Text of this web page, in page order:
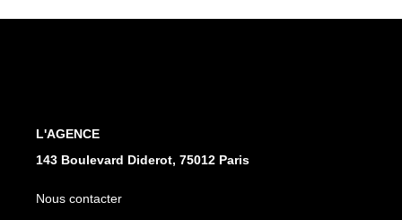
L'AGENCE
143 Boulevard Diderot, 75012 Paris
Nous contacter